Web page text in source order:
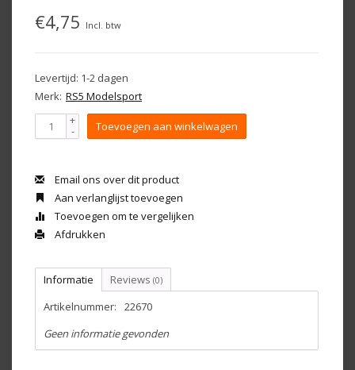
€4,75 Incl. btw
Levertijd: 1-2 dagen
Merk: RS5 Modelsport
+
- Toevoegen aan winkelwagen
Email ons over dit product
Aan verlanglijst toevoegen
Toevoegen om te vergelijken
Afdrukken
Informatie Reviews (0)
Artikelnummer:
22670
Geen informatie gevonden